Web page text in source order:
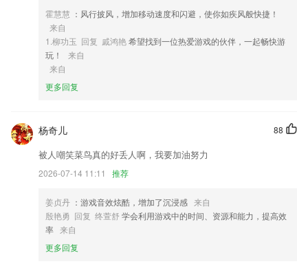
4,支持smartlink智能配置，用户使用更加方便简单；
5,超多课程任你选择，适用于小学和初中不同年龄段的学生，非常的方
6,可为用户展示自己周边已开发的商户,了解各类商户的类型;
1.轻松了解到个人学习情况，让更多有学历提升需求的朋友能够专注学习
自考知识。
2.·以图片展示+语音讲解+视频演示+提炼口诀的方式，直观详细地讲解驾
3.它既解决了传统的线下教育中学员时间上和空间上不足的问题，又解决
了新兴的线上教育中学员学习效果难以保障、正当权益难以保障等问题
4.·你所做的每一套题都会直接的显示出结果，也会将你所做错的题目更
好的去总结下来
霍慧慧 ：风行披风，增加移动速度和闪避，使你如疾风般快捷！
来自
1.柳功玉 回复 戚鸿艳希望找到一位热爱游戏的伙伴，一起畅快游
玩！
来自
来自
更多回复
88
杨奇儿
被人嘲笑菜鸟真的好丢人啊，我要加油努力
2026-07-14 11:11 推荐
姜贞丹 ：游戏音效炫酷，增加了沉浸感 来自
殷艳勇 回复 终萱舒 学会利用游戏中的时间、资源和能力，提高效
率 来自
更多回复